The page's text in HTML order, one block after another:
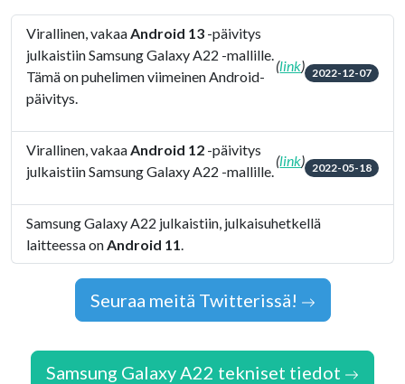
Virallinen, vakaaAndroid 13 -päivitys
julkaistiin Samsung Galaxy A22 -mallille.
Tämä on puhelimen viimeinen Android-
päivitys.
(link) 2022-12-07
Virallinen, vakaaAndroid 12 -päivitys
julkaistiin Samsung Galaxy A22 -mallille.
(link) 2022-05-18
Samsung Galaxy A22 julkaistiin, julkaisuhetkellä
laitteessa onAndroid 11.
Seuraa meitä Twitterissä!
Samsung Galaxy A22 tekniset tiedot